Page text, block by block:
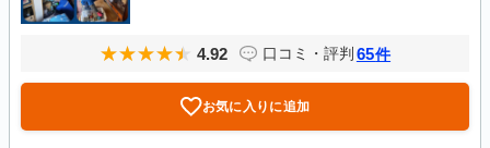
4.92 口コミ・評判 65件
お気に入りに追加